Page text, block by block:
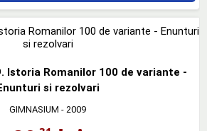
Istoria Romanilor 100 de variante -
si rezolvari
GIMNASIUM - 2009